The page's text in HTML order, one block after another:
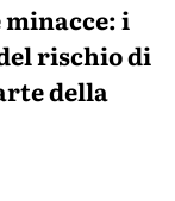
minacce: i
rischio di
della